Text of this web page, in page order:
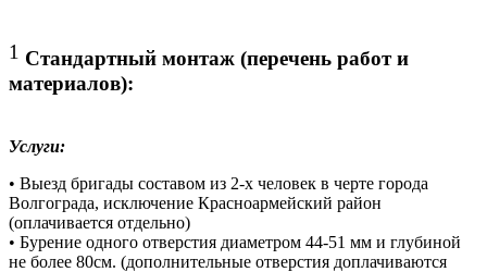
1 Стандартный монтаж (перечень работ и
материалов):
Услуги:
• Выезд бригады составом из 2-х человек в черте города
Волгограда, исключение Красноармейский район
(оплачивается отдельно)
• Бурение одного отверстия диаметром 44-51 мм и глубиной
не более 80см. (дополнительные отверстия доплачиваются